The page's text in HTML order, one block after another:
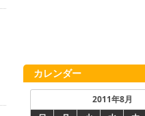
カレンダー
2011年8月